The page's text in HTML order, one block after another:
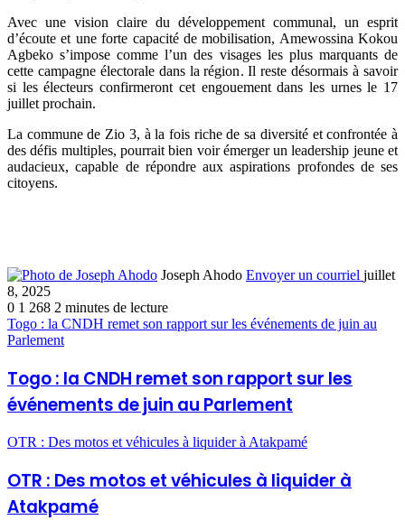
Avec une vision claire du développement communal, un esprit
d’écoute et une forte capacité de mobilisation, Amewossina Kokou
Agbeko s’impose comme l’un des visages les plus marquants de
cette campagne électorale dans la région. Il reste désormais à savoir
si les électeurs confirmeront cet engouement dans les urnes le 17
juillet prochain.
La commune de Zio 3, à la fois riche de sa diversité et confrontée à
des défis multiples, pourrait bien voir émerger un leadership jeune et
audacieux, capable de répondre aux aspirations profondes de ses
citoyens.
Joseph Ahodo Envoyer un courriel juillet
8, 2025
0 1 268 2 minutes de lecture
Togo : la CNDH remet son rapport sur les événements de juin au
Parlement
Togo : la CNDH remet son rapport sur les
événements de juin au Parlement
OTR : Des motos et véhicules à liquider à Atakpamé
OTR : Des motos et véhicules à liquider à
Atakpamé